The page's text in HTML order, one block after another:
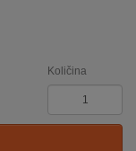
Količina